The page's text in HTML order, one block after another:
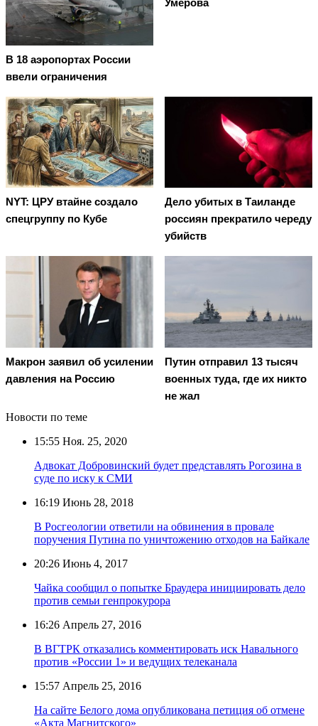
В 18 аэропортах России
ввели ограничения
NYT: ЦРУ втайне создало
спецгруппу по Кубе
Дело убитых в Таиланде
россиян прекратило череду
убийств
Макрон заявил об усилении
давления на Россию
Путин отправил 13 тысяч
военных туда, где их никто
не жал
Новости по теме
15:55 Ноя. 25, 2020
Адвокат Добровинский будет представлять Рогозина в
суде по иску к СМИ
16:19 Июнь 28, 2018
В Росгеологии ответили на обвинения в провале
поручения Путина по уничтожению отходов на Байкале
20:26 Июнь 4, 2017
Чайка сообщил о попытке Браудера инициировать дело
против семьи генпрокурора
16:26 Апрель 27, 2016
В ВГТРК отказались комментировать иск Навального
против «России 1» и ведущих телеканала
15:57 Апрель 25, 2016
На сайте Белого дома опубликована петиция об отмене
«Акта Магнитского»